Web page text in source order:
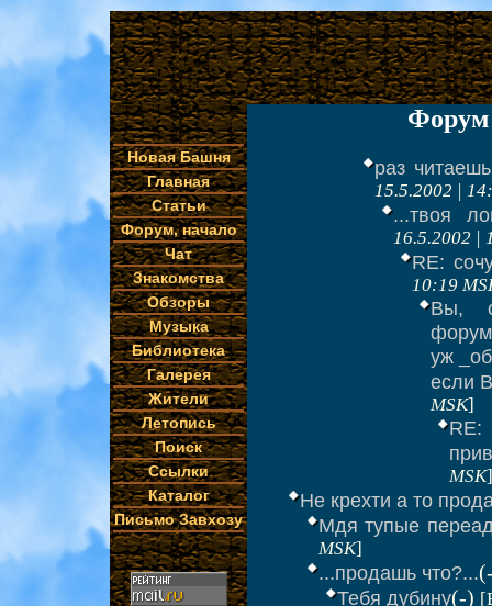
Новая Башня
Главная
Статьи
Форум, начало
Чат
Знакомства
Обзоры
Музыка
Библиотека
Галерея
Жители
Летопись
Поиск
Ссылки
Каталог
Письмо Завхозу
Форум
раз
15.5.2002 |
...твоя
16.5.2002 |
RE:
10:19
Вы,
уж
если
MSK]
MSK]
Не крехти а то
Мдя тупые
MSK]
...продашь что?...
Тебя дубину(-)